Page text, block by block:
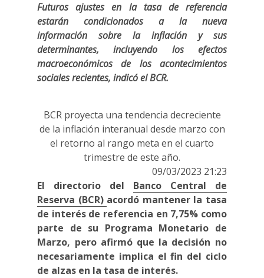
Futuros ajustes en la tasa de referencia
estarán condicionados a la nueva
información sobre la inflación y sus
determinantes, incluyendo los efectos
macroeconómicos de los acontecimientos
sociales recientes, indicó el BCR.
BCR proyecta una tendencia decreciente
de la inflación interanual desde marzo con
el retorno al rango meta en el cuarto
trimestre de este año.
09/03/2023 21:23
El directorio del Banco Central de
Reserva (BCR) acordó mantener la tasa
de interés de referencia en 7,75% como
parte de su Programa Monetario de
Marzo, pero afirmó que la decisión no
necesariamente implica el fin del ciclo
de alzas en la tasa de interés.